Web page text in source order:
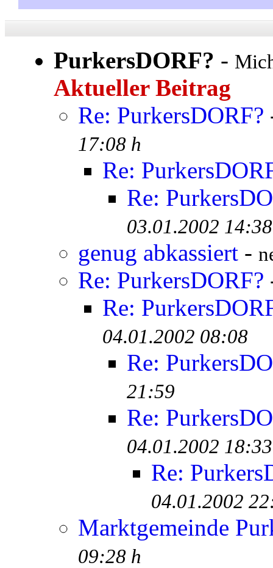
PurkersDORF? -
Aktueller Beitrag
Re: PurkersDORF?
17:08 h
Re:
Re:
03.01.2002
genug abkassiert -
Re: PurkersDORF?
Re:
04.01.2002 08:08
Re:
21:59
Re:
04.01.2002 18:33
Re:
04.01.2002
Marktgemeinde
09:28 h